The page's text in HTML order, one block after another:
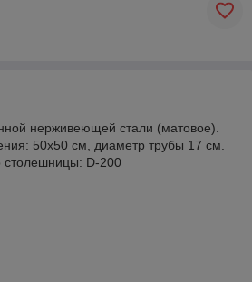
нерживеющей стали (матовое).
50х50 см, диаметр трубы 17 см.
D-200